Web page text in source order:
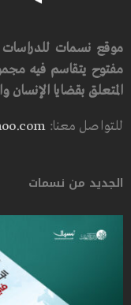
موقع نسمات للدراسات
مفتوح يتقاسم فيه
المتعلق بقضايا الإنسان
للتواصل معنا:
الجديد من نسمات